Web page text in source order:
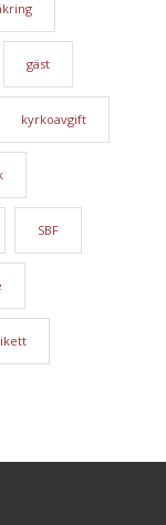
gäst
kyrkoavgift
SBF